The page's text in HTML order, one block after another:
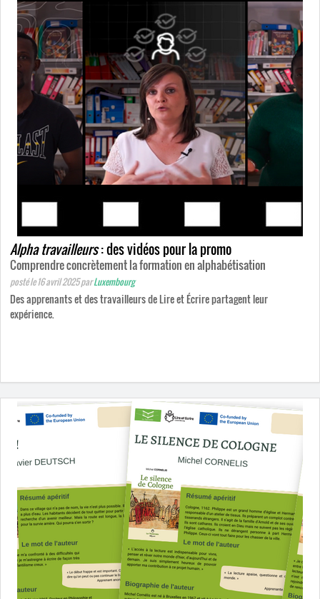
Alpha travailleurs: des vidéos pour la promo
Comprendre concrètement la formation en alphabétisation
posté le 16 avril 2025parLuxembourg
Des apprenants et des travailleurs de Lire et Écrire partagent leur
expérience.